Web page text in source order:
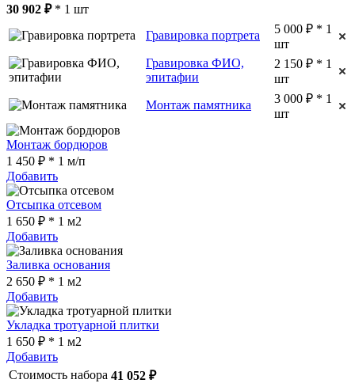
30 902 ₽* 1 шт
Гравировка портрета
5 000 ₽ * 1
шт
Гравировка ФИО,
эпитафии
2 150 ₽ * 1
шт
Монтаж памятника
3 000 ₽ * 1
шт
Монтаж бордюров
1 450 ₽ * 1 м/п
Добавить
Отсыпка отсевом
1 650 ₽ * 1 м2
Добавить
Заливка основания
2 650 ₽ * 1 м2
Добавить
Укладка тротуарной плитки
1 650 ₽ * 1 м2
Добавить
Стоимость набора 41 052 ₽